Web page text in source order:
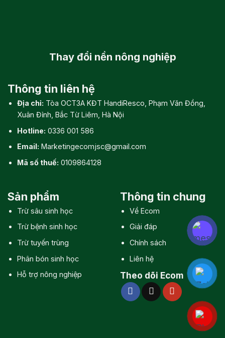
Thay đổi nền nông nghiệp
Thông tin liên hệ
Địa chỉ: Tòa OCT3A KĐT HandiResco, Phạm Văn Đồng,
Xuân Đỉnh, Bắc Từ Liêm, Hà Nội
Hotline: 0336 001 586
Email: Marketingecomjsc@gmail.com
Mã số thuế: 0109864128
Sản phẩm
Trừ sâu sinh học
Trừ bệnh sinh học
Trừ tuyến trùng
Phân bón sinh học
Hỗ trợ nông nghiệp
Thông tin chung
Về Ecom
Giải đáp
Chính sách
Liên hệ
Theo dõi Ecom